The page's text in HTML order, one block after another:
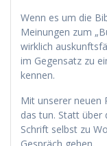
Wenn es um die
Meinungen zum
wirklich
im Gegensatz zu
kennen.
Mit unserer neuen
das tun. Statt über
Schrift selbst zu